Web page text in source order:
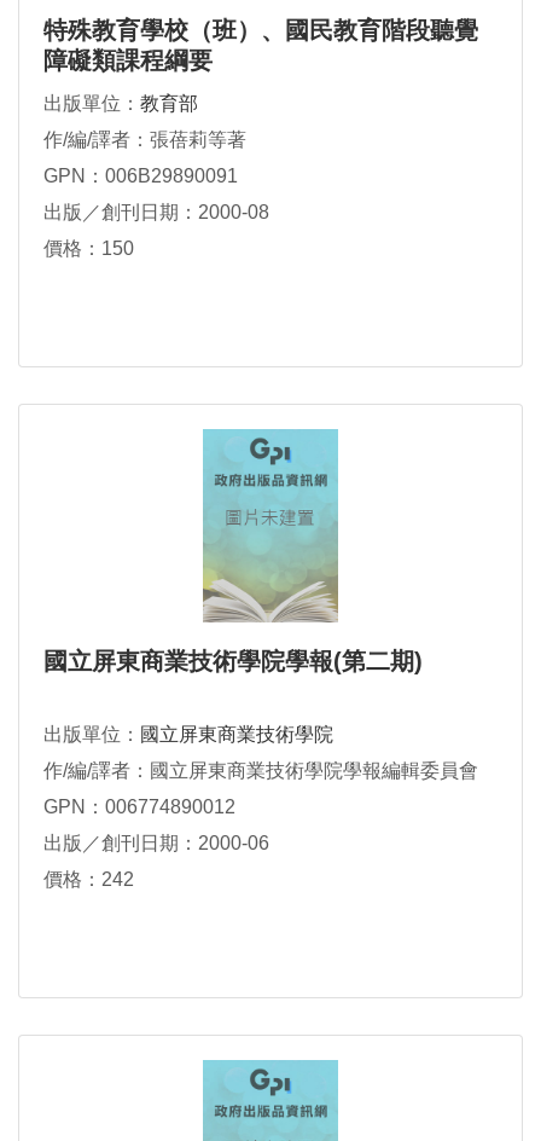
特殊教育學校（班）、國民教育階段聽覺
障礙類課程綱要
出版單位： 教育部
作/編/譯者：張蓓莉等著
GPN：006B29890091
出版／創刊日期：2000-08
價格：150
國立屏東商業技術學院學報(第二期)
出版單位： 國立屏東商業技術學院
作/編/譯者：國立屏東商業技術學院學報編輯委員會
GPN：006774890012
出版／創刊日期：2000-06
價格：242